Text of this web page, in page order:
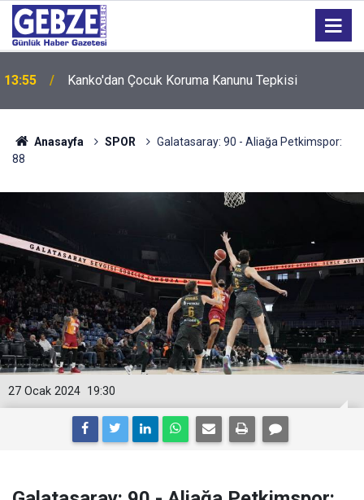
13:55 Kanko'dan Çocuk Koruma Kanunu Tepkisi
12:55 İzmit 95 Ebeveyn Buluşmaları başlıyor
Anasayfa SPOR
Galatasaray: 90 - Aliağa Petkimspor:
88
19:30
27 Ocak 2024